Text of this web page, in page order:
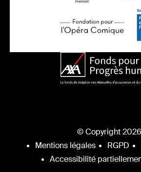
© Copyright 2026
Mentions légales
RGPD
Accessibilité